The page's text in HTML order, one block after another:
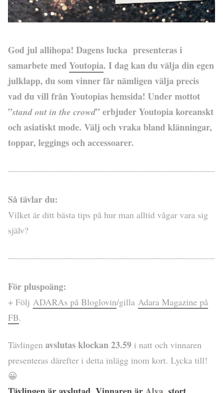
God jul allihopa! Dagens lucka presenteras i
samarbete medYoutopia. I dag kan du välja din egen
julklapp, du som vinner får nämligen välja precis
vad du vill från Youtopias hemsida! Under mottot
”stand out in the crowd” erbjuder Youtopia koreanskt
och asiatiskt mode. Välj och vraka bland klänningar,
toppar, leggings och accessoarer.
Så tävlar du:
Vilket är ditt bästa tips på hur man alltid vågar vara sig
själv?
För pluspoäng:
+ Följ ADARAs på Bloglovin/gilla Adara Magazine på
FB.
Tävlingen avslutas klockan 23.59 i natt och vinnaren
presenteras därefter i detta inlägg inom kort. Lycka till!
😀